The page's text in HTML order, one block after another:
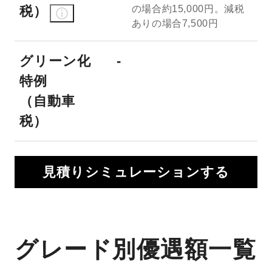
税）
の場合約15,000円。減税
ありの場合7,500円
グリーン化
特例
（自動車
税）
-
見積りシミュレーションする
グレード別優遇額一覧